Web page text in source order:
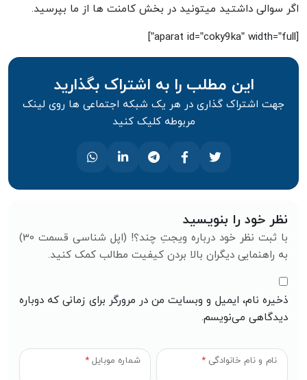
اگر سوالی داشتید میتونید در بخش کامنت ها از ما بپرسید.
[aparat id=”coky9ka” width=”full”]
این مطلب را به اشتراک بگذارید
جهت اشتراک گذاری در هر یک شبکه اجتماعی ها روی لینک
مربوطه کلیک کنید
نظر خود را بنویسید
با ثبت نظر خود درباره ویجتِ چند؟! (اپل شناسی قسمت 30)
به راهنمایی دیگران بالا بردن کیفیت مطالب کمک کنید.
نام و نام خانوادگی * شماره موبایل *
ذخیره نام، ایمیل و وبسایت من در مرورگر برای زمانی که دوباره
دیدگاهی می‌نویسم.